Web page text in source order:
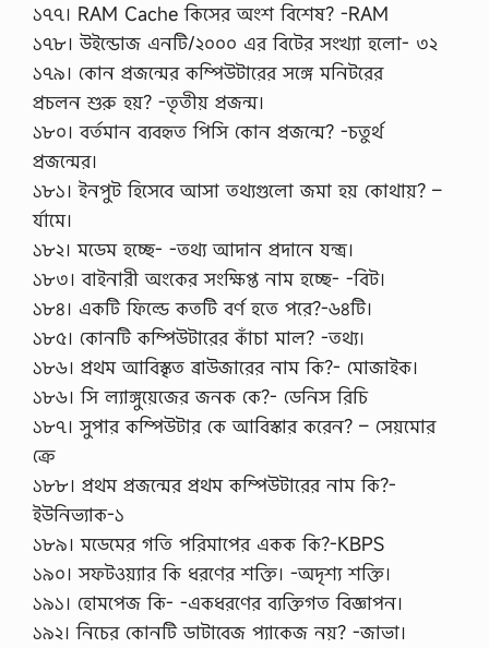
১৭৭। RAM Cache কিসের অংশ বিশেষ? -RAM
১৭৮। উইন্ডোজ এনটি/২০০০ এর বিটের সংখ্যা হলো- ৩২
১৭৯। কোন প্রজন্মের কম্পিউটারের সঙ্গে মনিটরের
প্রচলন শুরু হয়? -তৃতীয় প্রজন্ম।
১৮০। বর্তমান ব্যবহৃত পিসি কোন প্রজন্মে? -চতুর্থ
প্রজন্মের।
১৮১। ইনপুট হিসেবে আসা তথ্যগুলো জমা হয় কোথায়? –
র্যামে।
১৮২। মডেম হচ্ছে- -তথ্য আদান প্রদানে যন্ত্র।
১৮৩। বাইনারী অংকের সংক্ষিপ্ত নাম হচ্ছে- -বিট।
১৮৪। একটি ফিল্ডে কতটি বর্ণ হতে পরে?-৬৪টি।
১৮৫। কোনটি কম্পিউটারের কাঁচা মাল? -তথ্য।
১৮৬। প্রথম আবিস্কৃত ব্রাউজারের নাম কি?- মোজাইক।
১৮৬। সি ল্যাঙ্গুয়েজের জনক কে?- ডেনিস রিচি
১৮৭। সুপার কম্পিউটার কে আবিস্কার করেন? – সেয়মোর
ক্রে
১৮৮। প্রথম প্রজন্মের প্রথম কম্পিউটারের নাম কি?-
ইউনিভ্যাক-১
১৮৯। মডেমের গতি পরিমাপের একক কি?-KBPS
১৯০। সফটওয়্যার কি ধরণের শক্তি। -অদৃশ্য শক্তি।
১৯১। হোমপেজ কি- -একধরণের ব্যক্তিগত বিজ্ঞাপন।
১৯২। নিচের কোনটি ডাটাবেজ প্যাকেজ নয়? -জাভা।